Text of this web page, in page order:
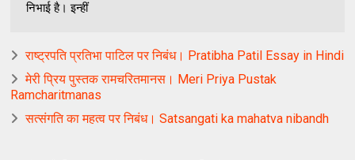
निभाई है। इन्हीं
राष्ट्रपति प्रतिभा पाटिल पर निबंध। Pratibha Patil Essay in Hindi
मेरी प्रिय पुस्तक रामचरितमानस। Meri Priya Pustak
Ramcharitmanas
सत्संगति का महत्व पर निबंध। Satsangati ka mahatva nibandh